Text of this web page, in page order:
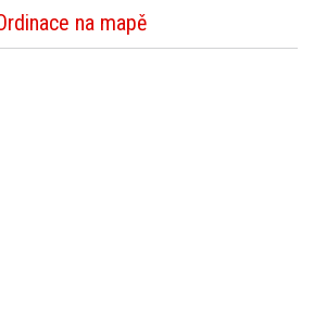
na mapě